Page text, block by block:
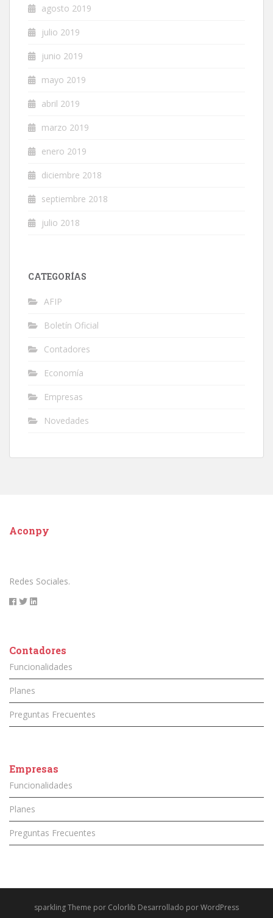
agosto 2019
julio 2019
junio 2019
mayo 2019
abril 2019
marzo 2019
enero 2019
diciembre 2018
septiembre 2018
julio 2018
CATEGORÍAS
AFIP
Boletín Oficial
Contadores
Economía
Empresas
Novedades
Aconpy
Redes Sociales.
Contadores
Funcionalidades
Planes
Preguntas Frecuentes
Empresas
Funcionalidades
Planes
Preguntas Frecuentes
sparkling Theme por Colorlib Desarrollado porWordPress